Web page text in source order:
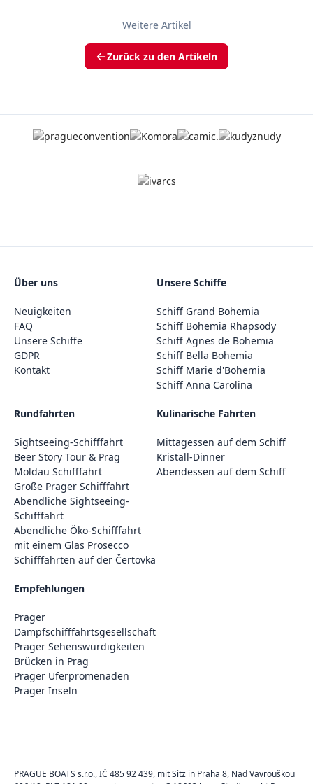
Weitere Artikel
Zurück zu den Artikeln
Über uns
Neuigkeiten
FAQ
Unsere Schiffe
GDPR
Kontakt
Unsere Schiffe
Schiff Grand Bohemia
Schiff Bohemia Rhapsody
Schiff Agnes de Bohemia
Schiff Bella Bohemia
Schiff Marie d'Bohemia
Schiff Anna Carolina
Rundfahrten
Sightseeing-Schifffahrt
Beer Story Tour & Prag
Moldau Schifffahrt
Große Prager Schifffahrt
Abendliche Sightseeing-
Schifffahrt
Abendliche Öko-Schifffahrt
mit einem Glas Prosecco
Schifffahrten auf der Čertovka
Kulinarische Fahrten
Mittagessen auf dem Schiff
Kristall-Dinner
Abendessen auf dem Schiff
Empfehlungen
Prager
Dampfschifffahrtsgesellschaft
Prager Sehenswürdigkeiten
Brücken in Prag
Prager Uferpromenaden
Prager Inseln
PRAGUE BOATS s.r.o., IČ 485 92 439, mit Sitz in Praha 8, Nad Vavrouškou